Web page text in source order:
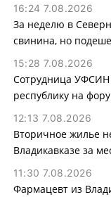
16:24 7.08.2026
За неделю в
свинина, но
15:28 7.08.2026
Сотрудница УФСИН
республику на
12:13 7.08.2026
Вторичное жилье
Владикавказе за
11:30 7.08.2026
Фармацевт из